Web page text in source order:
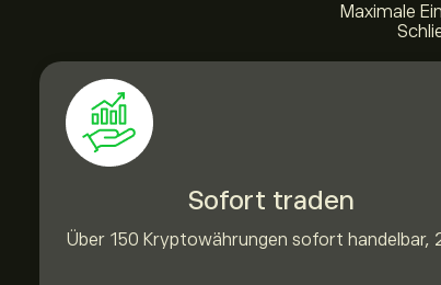
Maximale
Sofort traden
Über 150 Kryptowährungen sofort handelbar,